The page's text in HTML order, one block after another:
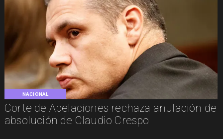
NACIONAL
Corte de Apelaciones rechaza anulación de
absolución de Claudio Crespo